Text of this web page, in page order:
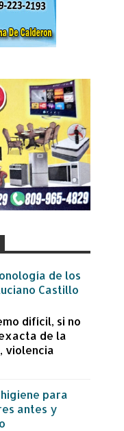
de los
Castillo
difícil, si no
de la
violencia
para
antes y